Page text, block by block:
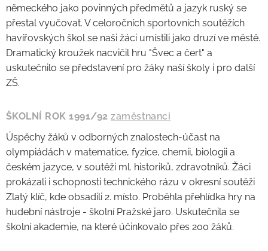
německého jako povinných předmětů a jazyk ruský se
přestal vyučovat. V celoročních sportovních soutěžích
havířovských škol se naši žáci umístili jako druzí ve městě.
Dramatický kroužek nacvičil hru "Švec a čert" a
uskutečnilo se představení pro žáky naší školy i pro další
ZŠ.
ŠKOLNÍ ROK 1991/92zaměstnanci
Úspěchy žáků v odborných znalostech-účast na
olympiádách v matematice, fyzice, chemii, biologii a
českém jazyce, v soutěži ml. historiků, zdravotníků. Žáci
prokázali i schopnosti technického rázu v okresní soutěži
Zlatý klíč, kde obsadili 2. místo. Proběhla přehlídka hry na
hudební nástroje - školní Pražské jaro. Uskutečnila se
školní akademie, na které účinkovalo přes 200 žáků.